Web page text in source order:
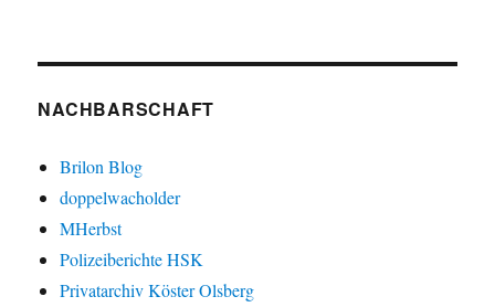
NACHBARSCHAFT
Brilon Blog
doppelwacholder
MHerbst
Polizeiberichte HSK
Privatarchiv Köster Olsberg